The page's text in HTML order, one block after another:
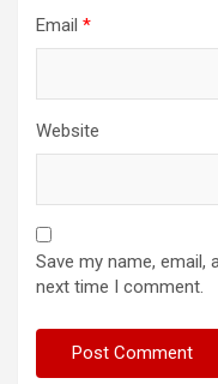
Email *
Website
Save my name,
next time I comment.